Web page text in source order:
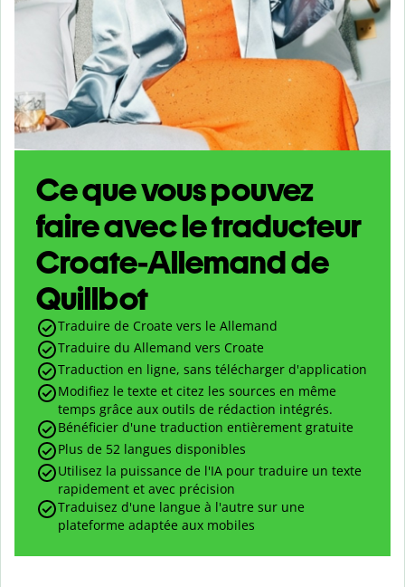
Ce que vous pouvez
faire avec le traducteur
Croate-Allemand de
Quillbot
Traduire de Croate vers le Allemand
Traduire du Allemand vers Croate
Traduction en ligne, sans télécharger d'application
Modifiez le texte et citez les sources en même
temps grâce aux outils de rédaction intégrés.
Bénéficier d'une traduction entièrement gratuite
Plus de 52 langues disponibles
Utilisez la puissance de l'IA pour traduire un texte
rapidement et avec précision
Traduisez d'une langue à l'autre sur une
plateforme adaptée aux mobiles